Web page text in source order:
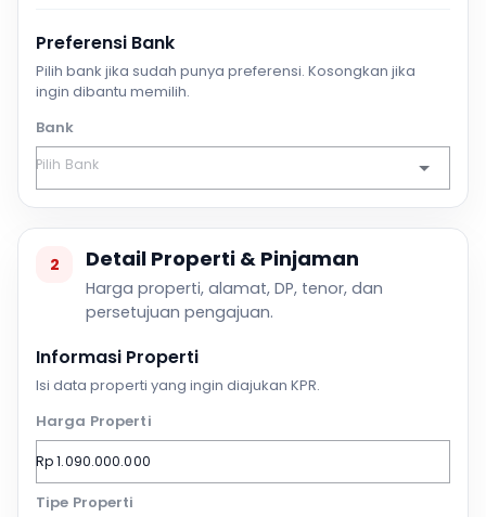
Preferensi Bank
Pilih bank jika sudah punya preferensi. Kosongkan jika
ingin dibantu memilih.
Bank
2 Detail Properti & Pinjaman
Harga properti, alamat, DP, tenor, dan
persetujuan pengajuan.
Informasi Properti
Isi data properti yang ingin diajukan KPR.
Harga Properti
Tipe Properti